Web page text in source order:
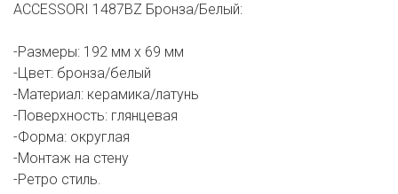
ACCESSORI 1487BZ Бронза/Белый:
-Размеры: 192 мм х 69 мм
-Цвет: бронза/белый
-Материал: керамика/латунь
-Поверхность: глянцевая
-Форма: округлая
-Монтаж на стену
-Ретро стиль.